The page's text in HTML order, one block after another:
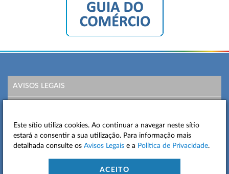
AVISOS LEGAIS
MAPA DO SITE
CONTACTOS
Este sítio utiliza cookies. Ao continuar a navegar neste sítio
estará a consentir a sua utilização. Para informação mais
detalhada consulte os Avisos Legais e a Política de Privacidade.
ACEITO